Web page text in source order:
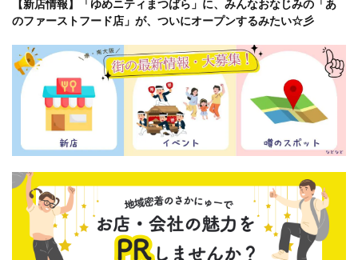
【新店情報】「ゆめニティまつばら」に、みんなおなじみの「あ
のファーストフード店」が、ついにオープンするみたい☆彡